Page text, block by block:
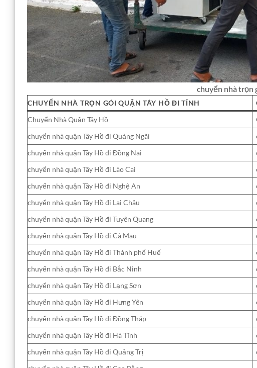
chuyển nhà trọn
CHUYỂN NHÀ TRỌN GÓI QUẬN TÂY HỒ ĐI TỈNH
Chuyển Nhà Quận Tây Hồ
chuyển nhà quận Tây Hồ đi Quảng Ngãi
chuyển nhà quận Tây Hồ đi Đồng Nai
chuyển nhà quận Tây Hồ đi Lào Cai
chuyển nhà quận Tây Hồ đi Nghệ An
chuyển nhà quận Tây Hồ đi Lai Châu
chuyển nhà quận Tây Hồ đi Tuyên Quang
chuyển nhà quận Tây Hồ đi Cà Mau
chuyển nhà quận Tây Hồ đi Thành phố Huế
chuyển nhà quận Tây Hồ đi Bắc Ninh
chuyển nhà quận Tây Hồ đi Lạng Sơn
chuyển nhà quận Tây Hồ đi Hưng Yên
chuyển nhà quận Tây Hồ đi Đồng Tháp
chuyển nhà quận Tây Hồ đi Hà Tĩnh
chuyển nhà quận Tây Hồ đi Quảng Trị